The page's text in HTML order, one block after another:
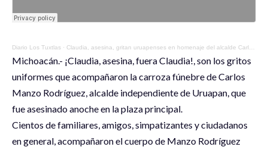
Diario Los Tuxtlas · Claudia, asesina, gritan uruapenses en homenaje del alcalde Carlos Manzo y exigen justicia
Michoacán.- ¡Claudia, asesina, fuera Claudia!, son los gritos
uniformes que acompañaron la carroza fúnebre de Carlos
Manzo Rodríguez, alcalde independiente de Uruapan, que
fue asesinado anoche en la plaza principal.
Cientos de familiares, amigos, simpatizantes y ciudadanos
en general, acompañaron el cuerpo de Manzo Rodríguez